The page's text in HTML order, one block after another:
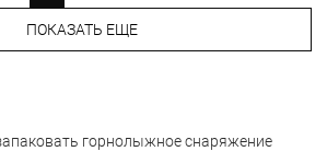
ПОКАЗАТЬ ЕЩЕ